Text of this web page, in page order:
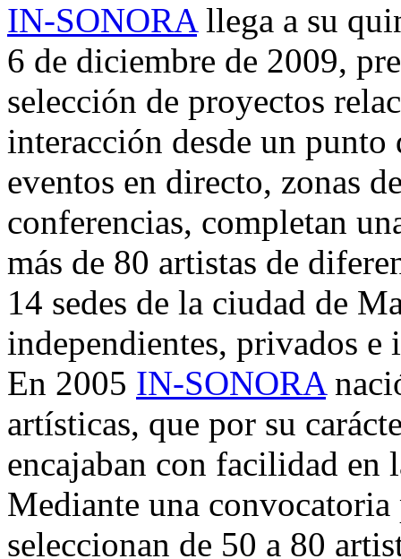
IN-SONORAllega a su
6 de diciembre de 2009,
selección de proyectos
interacción desde un
eventos en directo, zonas
conferencias, completan
más de 80 artistas de
14 sedes de la ciudad de
independientes, privados e
En 2005 IN-SONORA
artísticas, que por su
encajaban con facilidad en
Mediante una
seleccionan de 50 a 80